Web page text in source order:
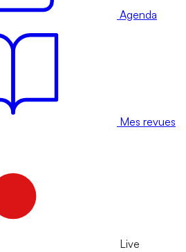
Agenda
Mes revues
Live